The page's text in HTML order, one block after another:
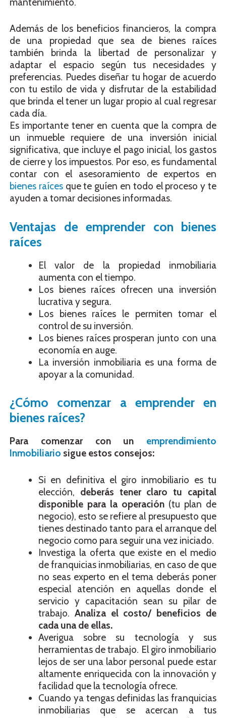
Además de los beneficios financieros, la compra
de una propiedad que sea de bienes raíces
también brinda la libertad de personalizar y
adaptar el espacio según tus necesidades y
preferencias. Puedes diseñar tu hogar de acuerdo
con tu estilo de vida y disfrutar de la estabilidad
que brinda el tener un lugar propio al cual regresar
cada día.
Es importante tener en cuenta que la compra de
un inmueble requiere de una inversión inicial
significativa, que incluye el pago inicial, los gastos
de cierre y los impuestos. Por eso, es fundamental
contar con el asesoramiento de expertos en
bienes raícesque te guíen en todo el proceso y te
ayuden a tomar decisiones informadas.
Ventajas de emprender con bienes
raíces
El valor de la propiedad inmobiliaria
aumenta con el tiempo.
Los bienes raíces ofrecen una inversión
lucrativa y segura.
Los bienes raíces le permiten tomar el
control de su inversión.
Los bienes raíces prosperan junto con una
economía en auge.
La inversión inmobiliaria es una forma de
apoyar a la comunidad.
¿Cómo comenzar a emprender en
bienes raíces?
Para comenzar con un emprendimiento
Inmobiliario sigue estos consejos:
Si en definitiva el giro inmobiliario es tu
elección, deberás tener claro tu capital
disponible para la operación (tu plan de
negocio), esto se refiere al presupuesto que
tienes destinado tanto para el arranque del
negocio como para seguir una vez iniciado.
Investiga la oferta que existe en el medio
de franquicias inmobiliarias, en caso de que
no seas experto en el tema deberás poner
especial atención en aquellas donde el
servicio y capacitación sean su pilar de
trabajo. Analiza el costo/ beneficios de
cada una de ellas.
Averigua sobre su tecnología y sus
herramientas de trabajo. El giro inmobiliario
lejos de ser una labor personal puede estar
altamente enriquecida con la innovación y
facilidad que la tecnología ofrece.
Cuando ya tengas definidas las franquicias
inmobiliarias que se acercan a tus